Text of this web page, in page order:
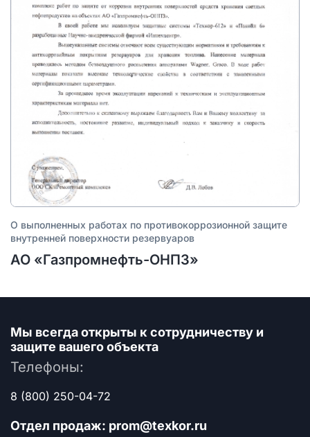
АО «Газпромнефть-ОНПЗ»
О выполненных работах по противокоррозионной защите
внутренней поверхности резервуаров
Мы всегда открыты к сотрудничеству и
защите вашего объекта
Телефоны:
8 (800) 250-04-72
Отдел продаж: prom@texkor.ru